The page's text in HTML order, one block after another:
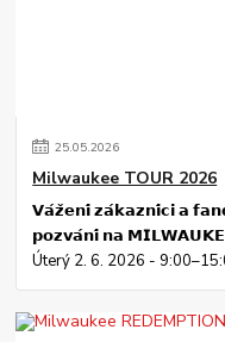
25.05.2026
Milwaukee TOUR 2026
𝗩𝗮́𝘇̌𝗲𝗻𝗶́ 𝘇𝗮́𝗸𝗮𝘇𝗻𝗶́𝗰𝗶 𝗮
𝗽𝗼𝘇𝘃𝗮́𝗻𝗶́ 𝗻𝗮
Úterý 2. 6. 2026 -